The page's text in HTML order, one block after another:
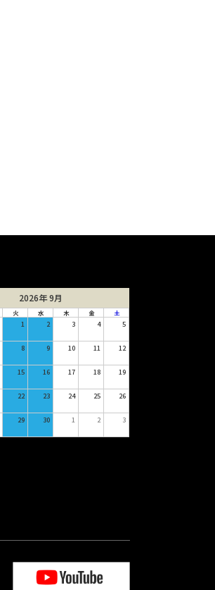
2026年 9月
火 水 木 金 土
1 2 3 4 5
8 9 10 11 12
15 16 17 18 19
22 23 24 25 26
29 30 1 2 3